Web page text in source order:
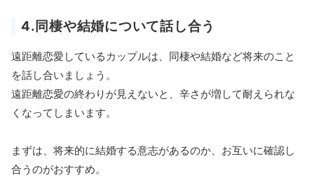
4.同棲や結婚について話し合う
遠距離恋愛しているカップルは、同棲や結婚など将来のこと
を話し合いましょう。
遠距離恋愛の終わりが見えないと、辛さが増して耐えられな
くなってしまいます。
まずは、将来的に結婚する意志があるのか、お互いに確認し
合うのがおすすめ。